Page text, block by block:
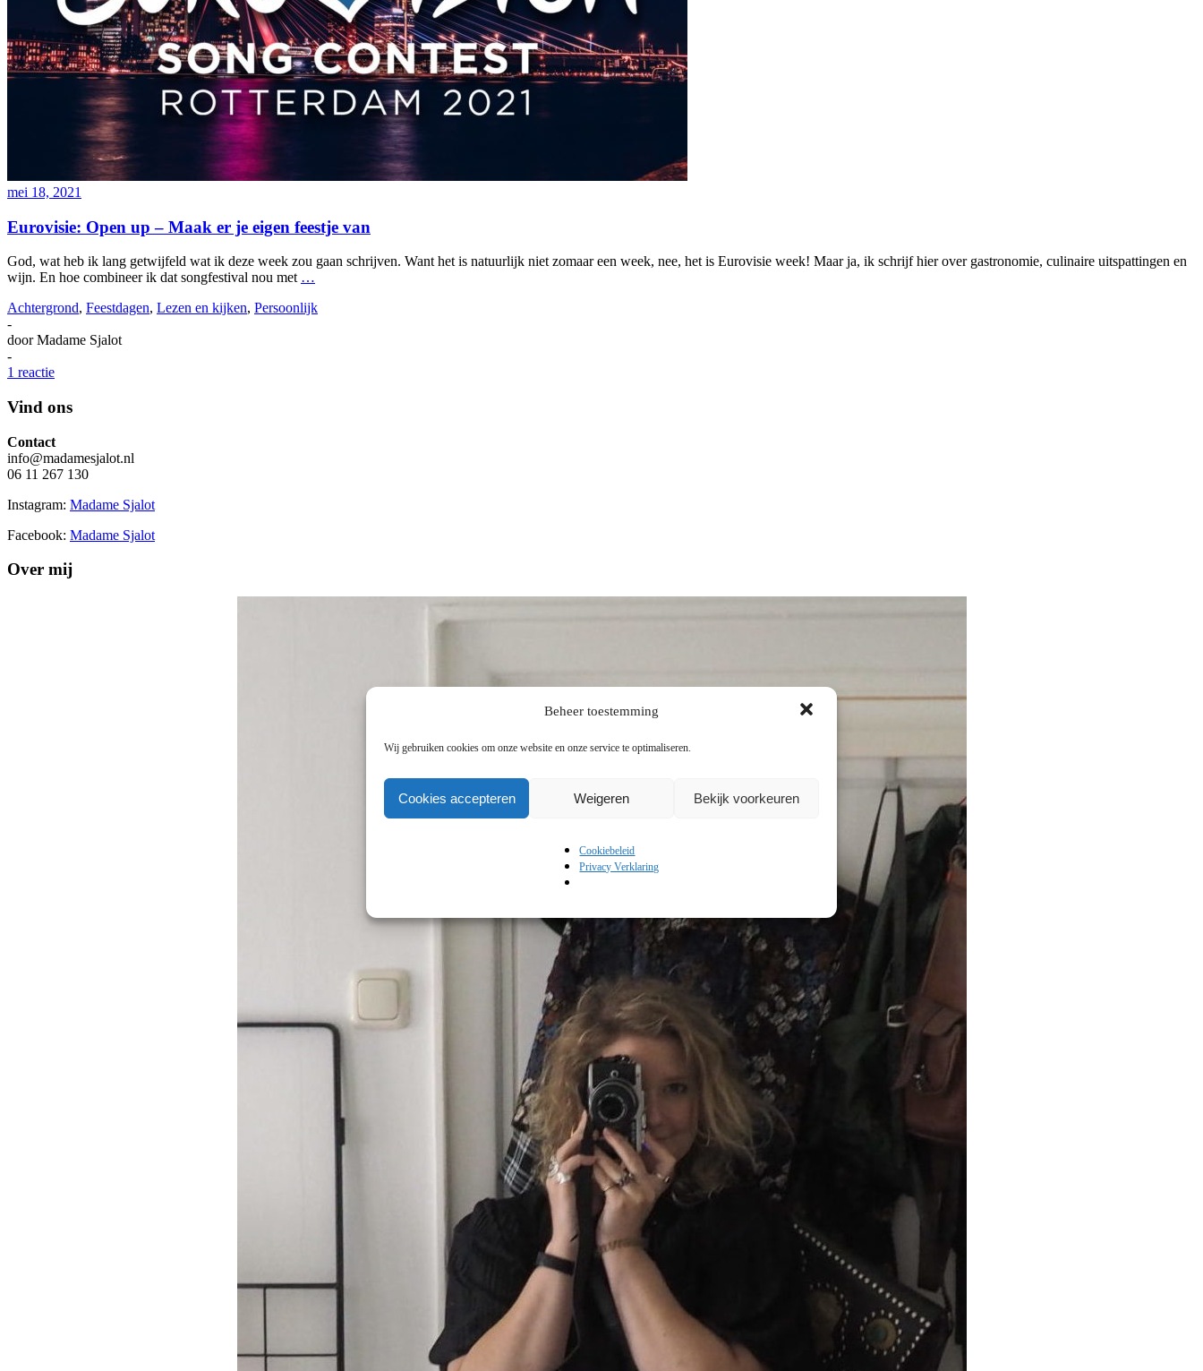
Beheer toestemming
Wij gebruiken cookies om onze website en onze service te optimaliseren.
Cookies accepteren Weigeren Bekijk voorkeuren
Cookiebeleid
Privacy Verklaring
mei 18, 2021
Eurovisie: Open up – Maak er je eigen feestje van
God, wat heb ik lang getwijfeld wat ik deze week zou gaan schrijven. Want het is natuurlijk niet zomaar een week, nee, het is Eurovisie week! Maar ja, ik schrijf hier over gastronomie, culinaire uitspattingen en
wijn. En hoe combineer ik dat songfestival nou met …
Achtergrond, Feestdagen, Lezen en kijken, Persoonlijk
-
doorMadame Sjalot
-
1 reactie
Vind ons
Contact
info@madamesjalot.nl
06 11 267 130
Instagram: Madame Sjalot
Facebook: Madame Sjalot
Over mij